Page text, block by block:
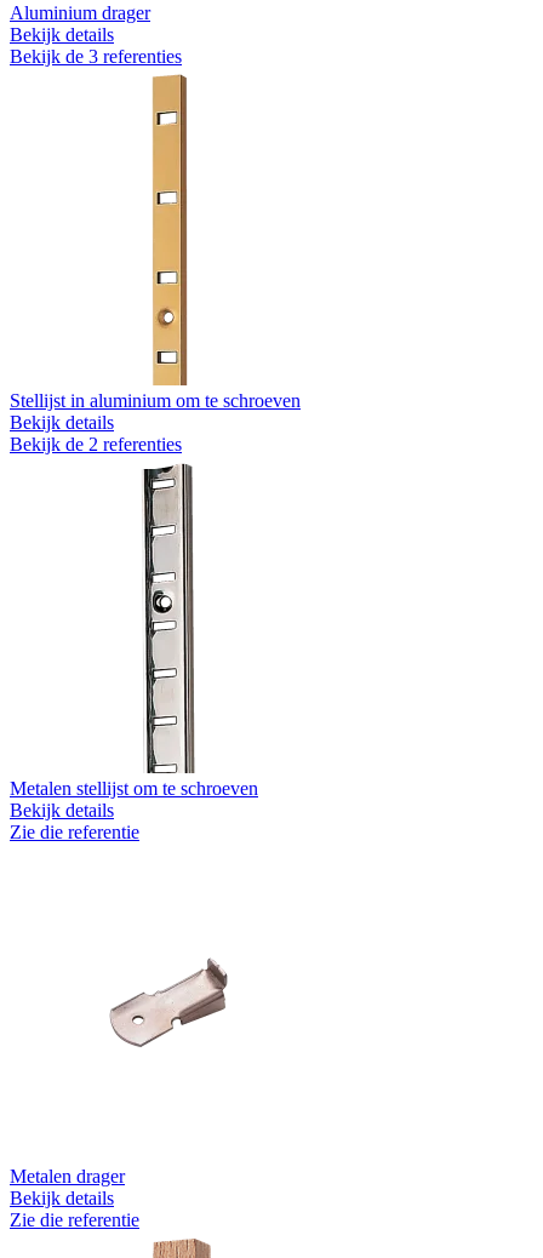
Aluminium drager
Bekijk details
Bekijk de 3 referenties
Stellijst in aluminium om te schroeven
Bekijk details
Bekijk de 2 referenties
Metalen stellijst om te schroeven
Bekijk details
Zie die referentie
Metalen drager
Bekijk details
Zie die referentie